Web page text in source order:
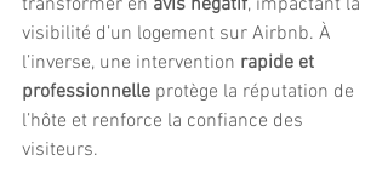
transformer en avis négatif, impactant la
visibilité d’un logement sur Airbnb. À
l’inverse, une intervention rapide et
professionnelle protège la réputation de
l’hôte et renforce la confiance des
visiteurs.